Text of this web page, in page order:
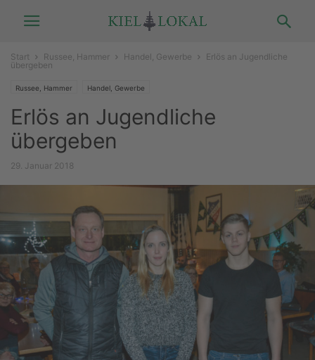
Start Russee, Hammer Handel, Gewerbe
Erlös an Jugendliche
übergeben
Russee, Hammer Handel, Gewerbe
Erlös an Jugendliche
übergeben
29. Januar 2018